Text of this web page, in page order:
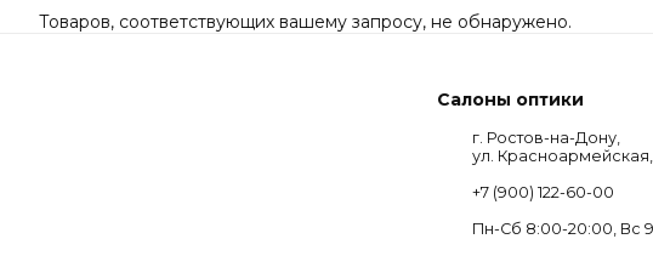
Товаров, соответствующих вашему запросу, не обнаружено.
Салоны оптики
г. Ростов-на-Дону,
ул. Красноармейская,
+7 (900) 122-60-00
Пн-Cб 8:00-20:00, Вс